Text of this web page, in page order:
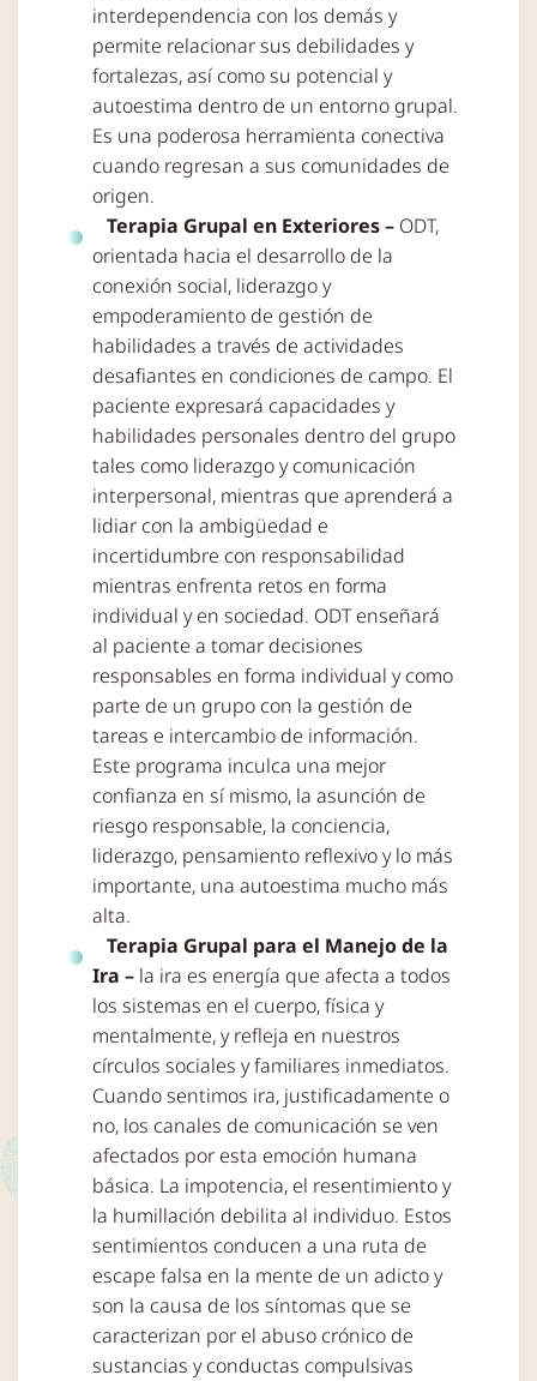
interdependencia con los demás y
permite relacionar sus debilidades y
fortalezas, así como su potencial y
autoestima dentro de un entorno grupal.
Es una poderosa herramienta conectiva
cuando regresan a sus comunidades de
origen.
Terapia Grupal en Exteriores – ODT,
orientada hacia el desarrollo de la
conexión social, liderazgo y
empoderamiento de gestión de
habilidades a través de actividades
desafiantes en condiciones de campo. El
paciente expresará capacidades y
habilidades personales dentro del grupo
tales como liderazgo y comunicación
interpersonal, mientras que aprenderá a
lidiar con la ambigüedad e
incertidumbre con responsabilidad
mientras enfrenta retos en forma
individual y en sociedad. ODT enseñará
al paciente a tomar decisiones
responsables en forma individual y como
parte de un grupo con la gestión de
tareas e intercambio de información.
Este programa inculca una mejor
confianza en sí mismo, la asunción de
riesgo responsable, la conciencia,
liderazgo, pensamiento reflexivo y lo más
importante, una autoestima mucho más
alta.
Terapia Grupal para el Manejo de la
Ira – la ira es energía que afecta a todos
los sistemas en el cuerpo, física y
mentalmente, y refleja en nuestros
círculos sociales y familiares inmediatos.
Cuando sentimos ira, justificadamente o
no, los canales de comunicación se ven
afectados por esta emoción humana
básica. La impotencia, el resentimiento y
la humillación debilita al individuo. Estos
sentimientos conducen a una ruta de
escape falsa en la mente de un adicto y
son la causa de los síntomas que se
caracterizan por el abuso crónico de
sustancias y conductas compulsivas